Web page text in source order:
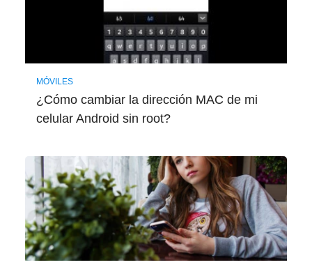
MÓVILES
¿Cómo cambiar la dirección MAC de mi
celular Android sin root?